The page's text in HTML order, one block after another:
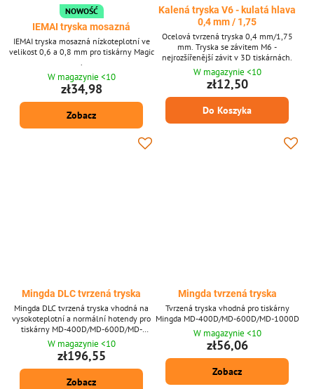
NOWOŚĆ
IEMAI tryska mosazná
IEMAI tryska mosazná nízkoteplotní ve
velikost 0,6 a 0,8 mm pro tiskárny Magic
.
W magazynie <10
zł34,98
Zobacz
Kalená tryska V6 - kulatá hlava
0,4 mm / 1,75
Ocelová tvrzená tryska 0,4 mm/1,75
mm. Tryska se závitem M6 -
nejrozšířenější závit v 3D tiskárnách.
W magazynie <10
zł12,50
Do Koszyka
Mingda DLC tvrzená tryska
Mingda DLC tvrzená tryska vhodná na
vysokoteplotní a normální hotendy pro
tiskárny MD-400D/MD-600D/MD-
1000D
W magazynie <10
zł196,55
Zobacz
Mingda tvrzená tryska
Tvrzená tryska vhodná pro tiskárny
Mingda MD-400D/MD-600D/MD-1000D
W magazynie <10
zł56,06
Zobacz